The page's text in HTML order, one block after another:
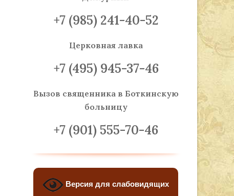
+7 (985) 241-40-52
Церковная лавка
+7 (495) 945-37-46
Вызов священника в Боткинскую
больницу
+7 (901) 555-70-46
Версия для слабовидящих